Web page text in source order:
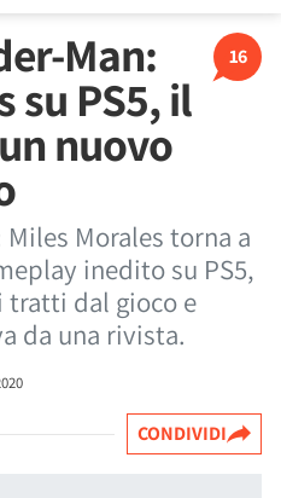
16
Man:
su PS5, il
nuovo
Morales torna a
inedito su PS5,
tratti dal gioco e
da una rivista.
CONDIVIDI